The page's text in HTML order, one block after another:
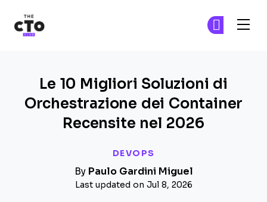
DEVOPS
Le 10 Migliori Soluzioni di
Orchestrazione dei Container
Recensite nel 2026
By Paulo Gardini Miguel
Last updated on Jul 8, 2026